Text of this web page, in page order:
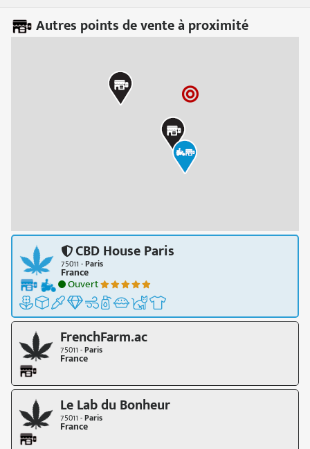
Autres points de vente à proximité
CBD House Paris
75011 -Paris
France
Ouvert
FrenchFarm.ac
75011 -Paris
France
Le Lab du Bonheur
75011 -Paris
France